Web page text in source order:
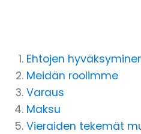
Ehtojen
Meidän roolimme
Varaus
Maksu
Vieraiden tekemät